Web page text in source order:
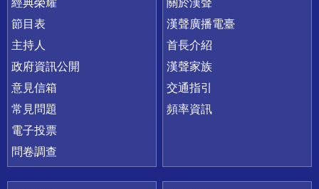
快速連結
經典榮耀
節目表
主持人
政府資訊公開
意見信箱
常見問題
電子投票
問卷調查
關於漢聲
漢聲廣播電臺
首長介紹
漢聲家族
交通指引
頻率資訊